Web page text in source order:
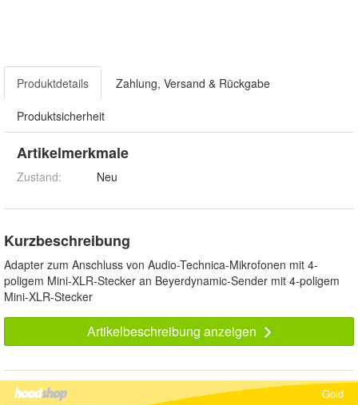
Produktdetails Zahlung, Versand & Rückgabe
Produktsicherheit
Artikelmerkmale
Zustand: Neu
Kurzbeschreibung
Adapter zum Anschluss von Audio-Technica-Mikrofonen mit 4-
poligem Mini-XLR-Stecker an Beyerdynamic-Sender mit 4-poligem
Mini-XLR-Stecker
Artikelbeschreibung anzeigen
Gold